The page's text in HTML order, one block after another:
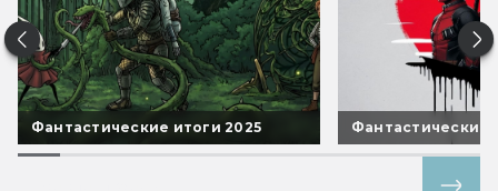
Фантастические итоги 2025 Фантастические